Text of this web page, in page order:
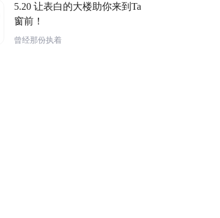
5.20 让表白的大楼助你来到Ta
窗前！
曾经那份执着